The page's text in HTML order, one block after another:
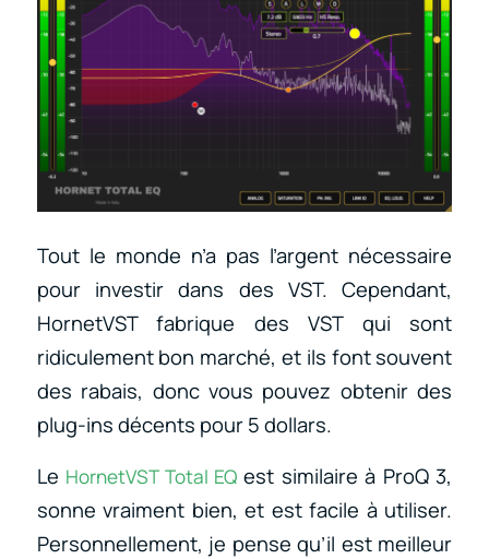
Tout le monde n’a pas l’argent nécessaire
pour investir dans des VST. Cependant,
HornetVST fabrique des VST qui sont
ridiculement bon marché, et ils font souvent
des rabais, donc vous pouvez obtenir des
plug-ins décents pour 5 dollars.
Le HornetVST Total EQest similaire à ProQ 3,
sonne vraiment bien, et est facile à utiliser.
Personnellement, je pense qu’il est meilleur